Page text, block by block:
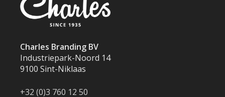
Charles Branding BV
Industriepark-Noord 14
9100 Sint-Niklaas
+32 (0)3 760 12 50